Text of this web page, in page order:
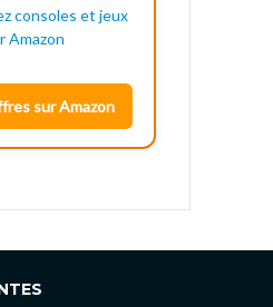
sur Amazon